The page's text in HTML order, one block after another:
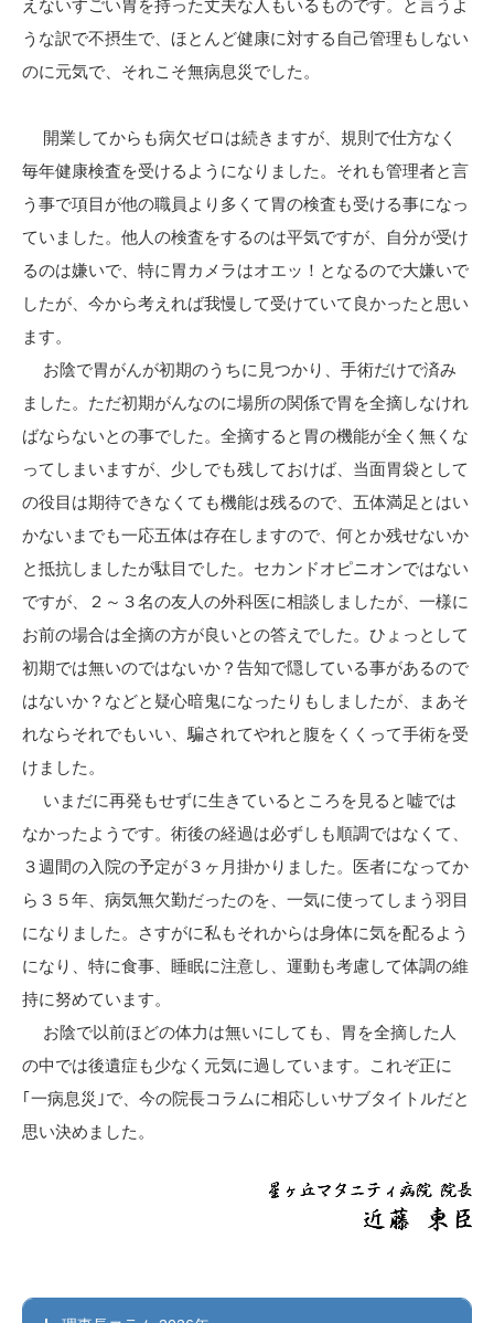
えないすごい胃を持った丈夫な人もいるものです。と言うよ
うな訳で不摂生で、ほとんど健康に対する自己管理もしない
のに元気で、それこそ無病息災でした。
開業してからも病欠ゼロは続きますが、規則で仕方なく
毎年健康検査を受けるようになりました。それも管理者と言
う事で項目が他の職員より多くて胃の検査も受ける事になっ
ていました。他人の検査をするのは平気ですが、自分が受け
るのは嫌いで、特に胃カメラはオエッ！となるので大嫌いで
したが、今から考えれば我慢して受けていて良かったと思い
ます。
お陰で胃がんが初期のうちに見つかり、手術だけで済み
ました。ただ初期がんなのに場所の関係で胃を全摘しなけれ
ばならないとの事でした。全摘すると胃の機能が全く無くな
ってしまいますが、少しでも残しておけば、当面胃袋として
の役目は期待できなくても機能は残るので、五体満足とはい
かないまでも一応五体は存在しますので、何とか残せないか
と抵抗しましたが駄目でした。セカンドオピニオンではない
ですが、２～３名の友人の外科医に相談しましたが、一様に
お前の場合は全摘の方が良いとの答えでした。ひょっとして
初期では無いのではないか？告知で隠している事があるので
はないか？などと疑心暗鬼になったりもしましたが、まあそ
れならそれでもいい、騙されてやれと腹をくくって手術を受
けました。
いまだに再発もせずに生きているところを見ると嘘では
なかったようです。術後の経過は必ずしも順調ではなくて、
３週間の入院の予定が３ヶ月掛かりました。医者になってか
ら３５年、病気無欠勤だったのを、一気に使ってしまう羽目
になりました。さすがに私もそれからは身体に気を配るよう
になり、特に食事、睡眠に注意し、運動も考慮して体調の維
持に努めています。
お陰で以前ほどの体力は無いにしても、胃を全摘した人
の中では後遺症も少なく元気に過しています。これぞ正に
｢一病息災｣で、今の院長コラムに相応しいサブタイトルだと
思い決めました。